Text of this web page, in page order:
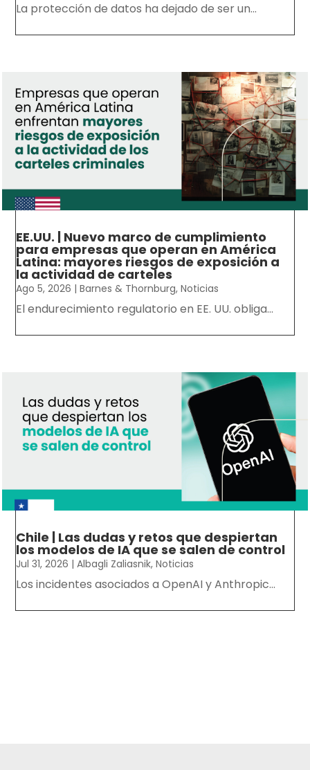
La protección de datos ha dejado de ser un...
EE.UU. | Nuevo marco de cumplimiento
para empresas que operan en América
Latina: mayores riesgos de exposición a
la actividad de carteles
Ago 5, 2026 |Barnes & Thornburg,Noticias
El endurecimiento regulatorio en EE. UU. obliga...
Chile | Las dudas y retos que despiertan
los modelos de IA que se salen de control
Jul 31, 2026 |Albagli Zaliasnik,Noticias
Los incidentes asociados a OpenAI y Anthropic...